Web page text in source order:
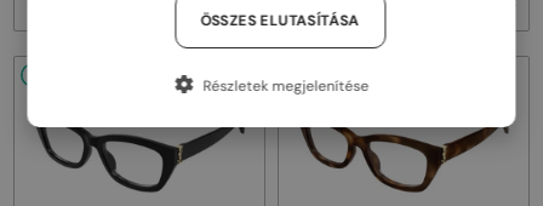
ÖSSZES ELUTASÍTÁSA
Részletek megjelenítése